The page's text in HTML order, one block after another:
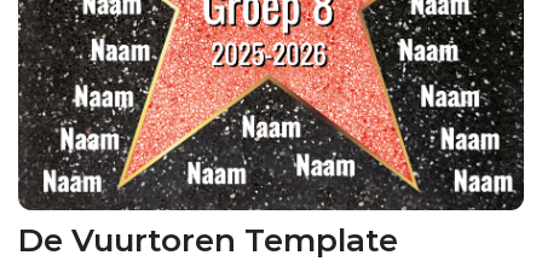
De Vuurtoren Template